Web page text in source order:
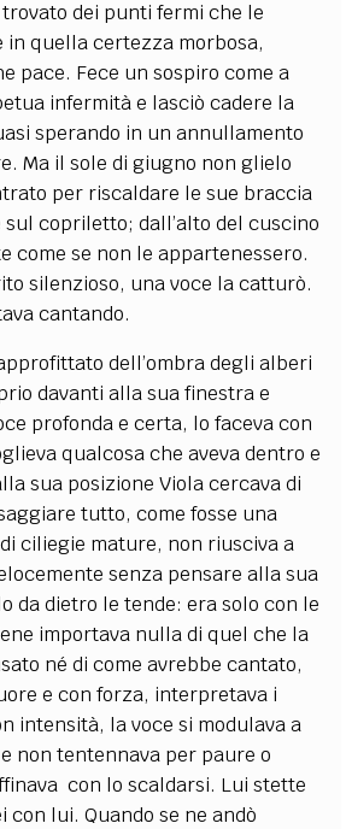
dei punti fermi che le
in quella certezza morbosa,
pace. Fece un sospiro come a
infermità e lasciò cadere la
sperando in un annullamento
Ma il sole di giugno non glielo
per riscaldare le sue braccia
sul copriletto; dall’alto del cuscino
come se non le appartenessero.
silenzioso, una voce la catturò.
cantando.
dell’ombra degli alberi
davanti alla sua finestra e
profonda e certa, lo faceva con
qualcosa che aveva dentro e
sua posizione Viola cercava di
tutto, come fosse una
ciliegie mature, non riusciva a
senza pensare alla sua
da dietro le tende: era solo con le
importava nulla di quel che la
né di come avrebbe cantato,
e con forza, interpretava i
intensità, la voce si modulava a
non tentennava per paure o
con lo scaldarsi. Lui stette
con lui. Quando se ne andò